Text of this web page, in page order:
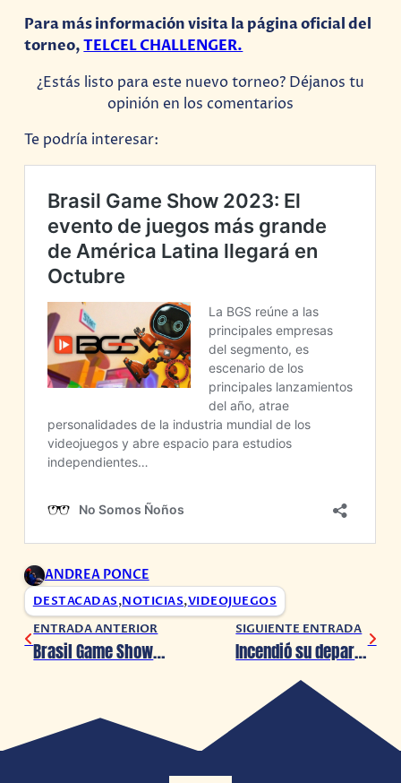
Para más información visita la página oficial del
torneo,TELCEL CHALLENGER.
¿Estás listo para este nuevo torneo? Déjanos tu
opinión en los comentarios
Te podría interesar:
ANDREA PONCE
DESTACADAS,NOTICIAS,VIDEOJUEGOS
ENTRADA ANTERIOR
Brasil Game Show 2023: El evento de juegos más grande de América Latina llegará en Octubre
SIGUIENTE ENTRADA
Incendió su departamento para no pagarle a streamers